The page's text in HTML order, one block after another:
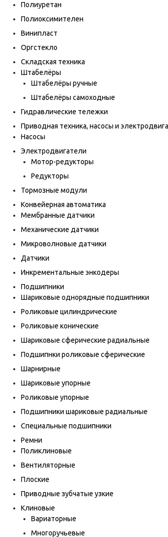
Полиуретан
Полиоксимителен
Винипласт
Оргстекло
Складская техника
Штабелёры
Штабелёры ручные
Штабелёры самоходные
Гидравлические тележки
Приводная техника, насосы и
Насосы
Электродвигатели
Мотор-редукторы
Редукторы
Тормозные модули
Конвейерная автоматика
Мембранные датчики
Механические датчики
Микроволновые датчики
Датчики
Инкрементальные энкодеры
Подшипники
Шариковые однорядные подшипники
Роликовые цилиндрические
Роликовые конические
Шариковые сферические радиальные
Подшипнки роликовые сферические
Шарнирные
Шариковые упорные
Роликовые упорные
Подшипники шариковые радиальные
Специальные подшипники
Ремни
Поликлиновые
Вентиляторные
Плоские
Приводные зубчатые узкие
Клиновые
Вариаторные
Многоручьевые